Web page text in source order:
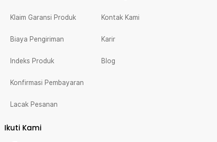
Klaim Garansi Produk
Biaya Pengiriman
Indeks Produk
Konfirmasi Pembayaran
Lacak Pesanan
Kontak Kami
Karir
Blog
Ikuti Kami